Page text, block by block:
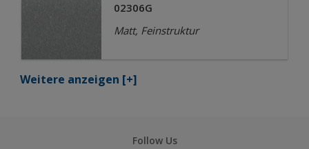
02306G
Matt, Feinstruktur
Weitere anzeigen [+]
Follow Us